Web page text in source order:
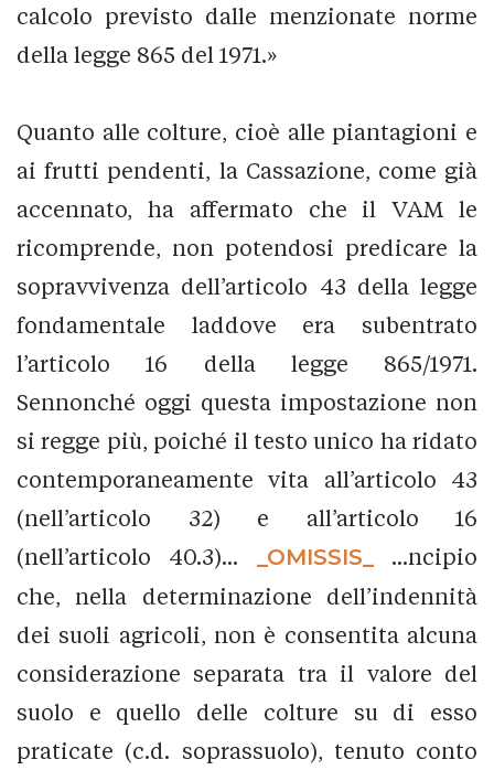
calcolo previsto dalle menzionate norme
della legge 865 del 1971.»
Quanto alle colture, cioè alle piantagioni e
ai frutti pendenti, la Cassazione, come già
accennato, ha affermato che il VAM le
ricomprende, non potendosi predicare la
sopravvivenza dell’articolo 43 della legge
fondamentale laddove era subentrato
l’articolo 16 della legge 865/1971.
Sennonché oggi questa impostazione non
si regge più, poiché il testo unico ha ridato
contemporaneamente vita all’articolo 43
(nell’articolo 32) e all’articolo 16
(nell’articolo 40.3)...
_OMISSIS_
...ncipio
che, nella determinazione dell’indennità
dei suoli agricoli, non è consentita alcuna
considerazione separata tra il valore del
suolo e quello delle colture su di esso
praticate (c.d. soprassuolo), tenuto conto